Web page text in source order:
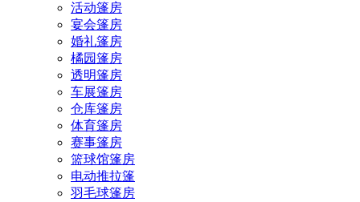
活动篷房
宴会篷房
婚礼篷房
橘园篷房
透明篷房
车展篷房
仓库篷房
体育篷房
赛事篷房
篮球馆篷房
电动推拉篷
羽毛球篷房